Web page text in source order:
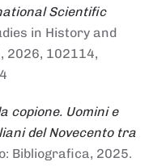
Scientific
in History and
2026, 102114,
copione. Uomini e
del Novecento tra
Bibliografica, 2025.